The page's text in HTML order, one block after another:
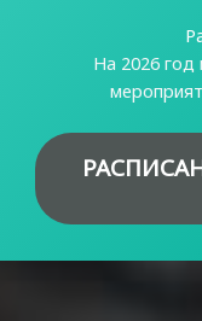
На 2026 год